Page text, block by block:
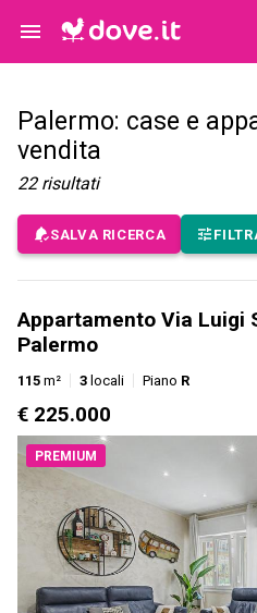
Palermo: case e
vendita
22 risultati
SALVA RICERCA
Appartamento Via Luigi
Palermo
115 m² 3 locali Piano R
€ 225.000
PREMIUM